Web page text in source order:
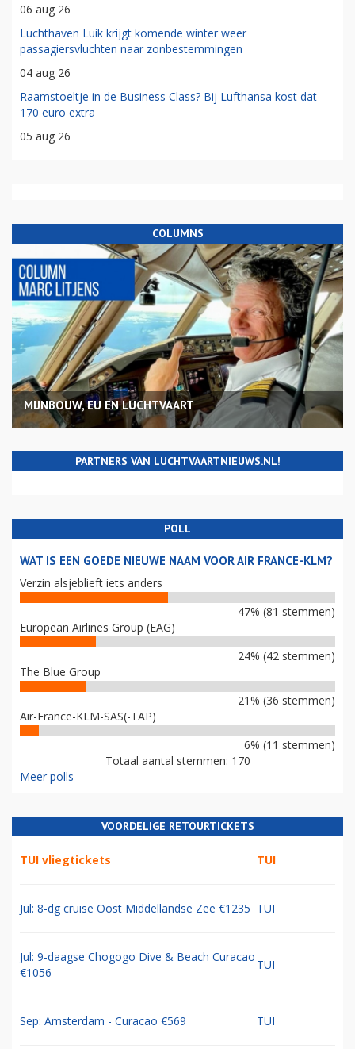
06 aug 26
Luchthaven Luik krijgt komende winter weer
passagiersvluchten naar zonbestemmingen
04 aug 26
Raamstoeltje in de Business Class? Bij Lufthansa kost dat
170 euro extra
05 aug 26
COLUMNS
MIJNBOUW, EU EN LUCHTVAART
PARTNERS VAN LUCHTVAARTNIEUWS.NL!
POLL
WAT IS EEN GOEDE NIEUWE NAAM VOOR AIR FRANCE-KLM?
Verzin alsjeblieft iets anders
47% (81 stemmen)
European Airlines Group (EAG)
24% (42 stemmen)
The Blue Group
21% (36 stemmen)
Air-France-KLM-SAS(-TAP)
6% (11 stemmen)
Totaal aantal stemmen: 170
Meer polls
VOORDELIGE RETOURTICKETS
TUI vliegtickets TUI
Jul: 8-dg cruise Oost Middellandse Zee €1235 TUI
Jul: 9-daagse Chogogo Dive & Beach Curacao
€1056
TUI
Sep: Amsterdam - Curacao €569 TUI